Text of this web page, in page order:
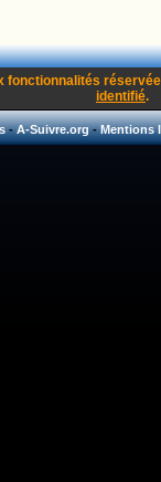
fonctionnalités
identifié.
-A-Suivre.org-Mentions